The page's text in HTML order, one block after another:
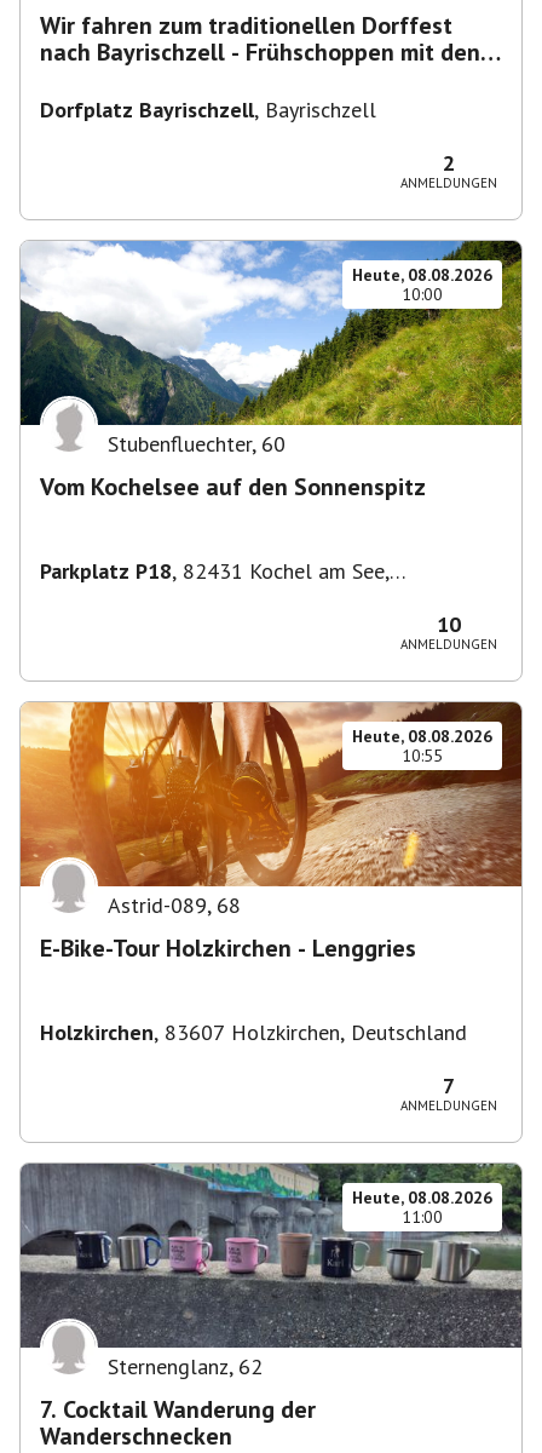
Wir fahren zum traditionellen Dorffest
nach Bayrischzell - Frühschoppen mit den
Dorfplatz Bayrischzell, Bayrischzell
2
ANMELDUNGEN
Heute, 08.08.2026
10:00
Stubenfluechter, 60
Vom Kochelsee auf den Sonnenspitz
Parkplatz P18, 82431 Kochel am See,
10
ANMELDUNGEN
Heute, 08.08.2026
10:55
Astrid-089, 68
E-Bike-Tour Holzkirchen - Lenggries
Holzkirchen, 83607 Holzkirchen, Deutschland
7
ANMELDUNGEN
Heute, 08.08.2026
11:00
Sternenglanz, 62
7. Cocktail Wanderung der
Wanderschnecken